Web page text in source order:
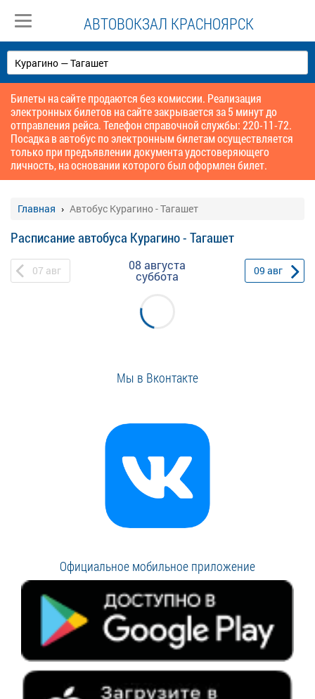
АВТОВОКЗАЛ КРАСНОЯРСК
Билеты на сайте продаются без комиссии. Реализация
электронных билетов на сайте закрывается за 5 минут до
отправления рейса. Телефон справочной службы: 220-11-72.
Посадка в автобус по электронным билетам осуществляется
только при предъявлении документа удостоверяющего
личность, на основании которого был оформлен билет.
Главная Автобус Курагино - Тагашет
Расписание автобуса Курагино - Тагашет
07 авг 08 августа
суббота 09 авг
Мы в Вконтакте
Официальное мобильное приложение